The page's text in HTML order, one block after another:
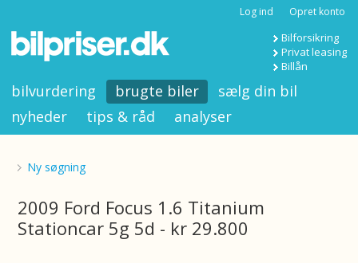
Log ind Opret konto
Bilforsikring
Privat leasing
Billån
bilvurdering brugte biler
sælg din bil
nyheder
tips & råd analyser
Ny søgning
2009 Ford Focus 1.6 Titanium
Stationcar 5g 5d - kr 29.800